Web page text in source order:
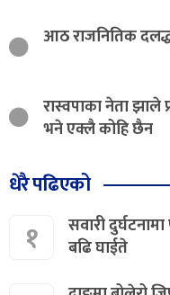
आठ राजनितिक
रास्वपाका नेता झाले
भने एक्लै कोहि छैन
धेरै पढिएको
१
सवारी
बढि घाईते